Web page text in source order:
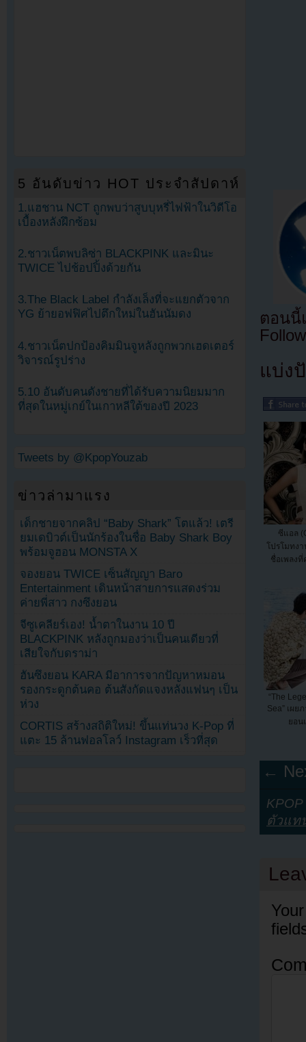
ตอนนี้
แบ่ง
ซีแอล
โปรโมทงา
ชื่อเพลงที่
“The
Sea” เผย
ยอน
←
ตัวแท
5 อันดับข่าว HOT ประจำสัปดาห์
1.แฮชาน NCT ถูกพบว่าสูบบุหรี่ไฟฟ้าในวิดีโอ
เบื้องหลังฝึกซ้อม
2.ชาวเน็ตพบลิซ่า BLACKPINK และมินะ
TWICE ไปช้อปปิ้งด้วยกัน
3.The Black Label กำลังเล็งที่จะแยกตัวจาก
YG ย้ายอฟฟิศไปตึกใหม่ในฮันนัมดง
4.ชาวเน็ตปกป้องคิมมินจูหลังถูกพวกเฮดเตอร์
วิจารณ์รูปร่าง
5.10 อันดับคนดังชายที่ได้รับความนิยมมาก
ที่สุดในหมู่เกย์ในเกาหลีใต้ของปี 2023
Tweets by @KpopYouzab
ข่าวล่ามาแรง
เด็กชายจากคลิป “Baby Shark” โตแล้ว! เตรี
ยมเดบิวต์เป็นนักร้องในชื่อ Baby Shark Boy
พร้อมจูฮอน MONSTA X
จองยอน TWICE เซ็นสัญญา Baro
Entertainment เดินหน้าสายการแสดงร่วม
ค่ายพี่สาว กงซึงยอน
จีซูเคลียร์เอง! น้ำตาในงาน 10 ปี
BLACKPINK หลังถูกมองว่าเป็นคนเดียวที่
เสียใจกับดราม่า
ฮันซึงยอน KARA มีอาการจากปัญหาหมอน
รองกระดูกต้นคอ ต้นสังกัดแจงหลังแฟนๆ เป็น
ห่วง
CORTIS สร้างสถิติใหม่! ขึ้นแท่นวง K-Pop ที่
แตะ 15 ล้านฟอลโลว์ Instagram เร็วที่สุด